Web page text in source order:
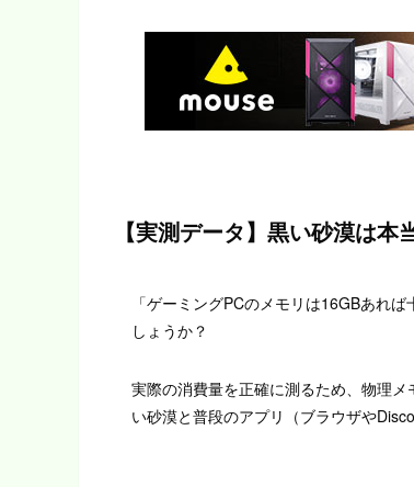
【実測データ】黒い砂漠は本
「ゲーミングPCのメモリは16GBあれ
しょうか？
実際の消費量を正確に測るため、物理
い砂漠と普段のアプリ（ブラウザや